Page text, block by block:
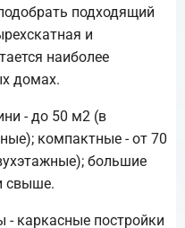
подходящий
и
наиболее
домах.
- до 50 м2 (в
компактные - от 70
большие
свыше.
каркасные постройки